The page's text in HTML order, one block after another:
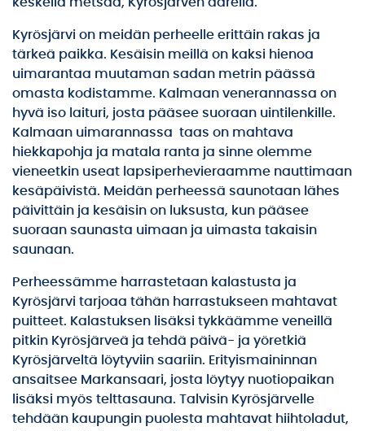
keskellä metsää, Kyrösjärven äärellä.
Kyrösjärvi on meidän perheelle erittäin rakas ja
tärkeä paikka. Kesäisin meillä on kaksi hienoa
uimarantaa muutaman sadan metrin päässä
omasta kodistamme. Kalmaan venerannassa on
hyvä iso laituri, josta pääsee suoraan uintilenkille.
Kalmaan uimarannassa taas on mahtava
hiekkapohja ja matala ranta ja sinne olemme
vieneetkin useat lapsiperhevieraamme nauttimaan
kesäpäivistä. Meidän perheessä saunotaan lähes
päivittäin ja kesäisin on luksusta, kun pääsee
suoraan saunasta uimaan ja uimasta takaisin
saunaan.
Perheessämme harrastetaan kalastusta ja
Kyrösjärvi tarjoaa tähän harrastukseen mahtavat
puitteet. Kalastuksen lisäksi tykkäämme veneillä
pitkin Kyrösjärveä ja tehdä päivä- ja yöretkiä
Kyrösjärveltä löytyviin saariin. Erityismaininnan
ansaitsee Markansaari, josta löytyy nuotiopaikan
lisäksi myös telttasauna. Talvisin Kyrösjärvelle
tehdään kaupungin puolesta mahtavat hiihtoladut,